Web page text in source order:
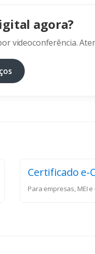
agora?
videoconferência.
Certificado e-
Para empresas, MEI